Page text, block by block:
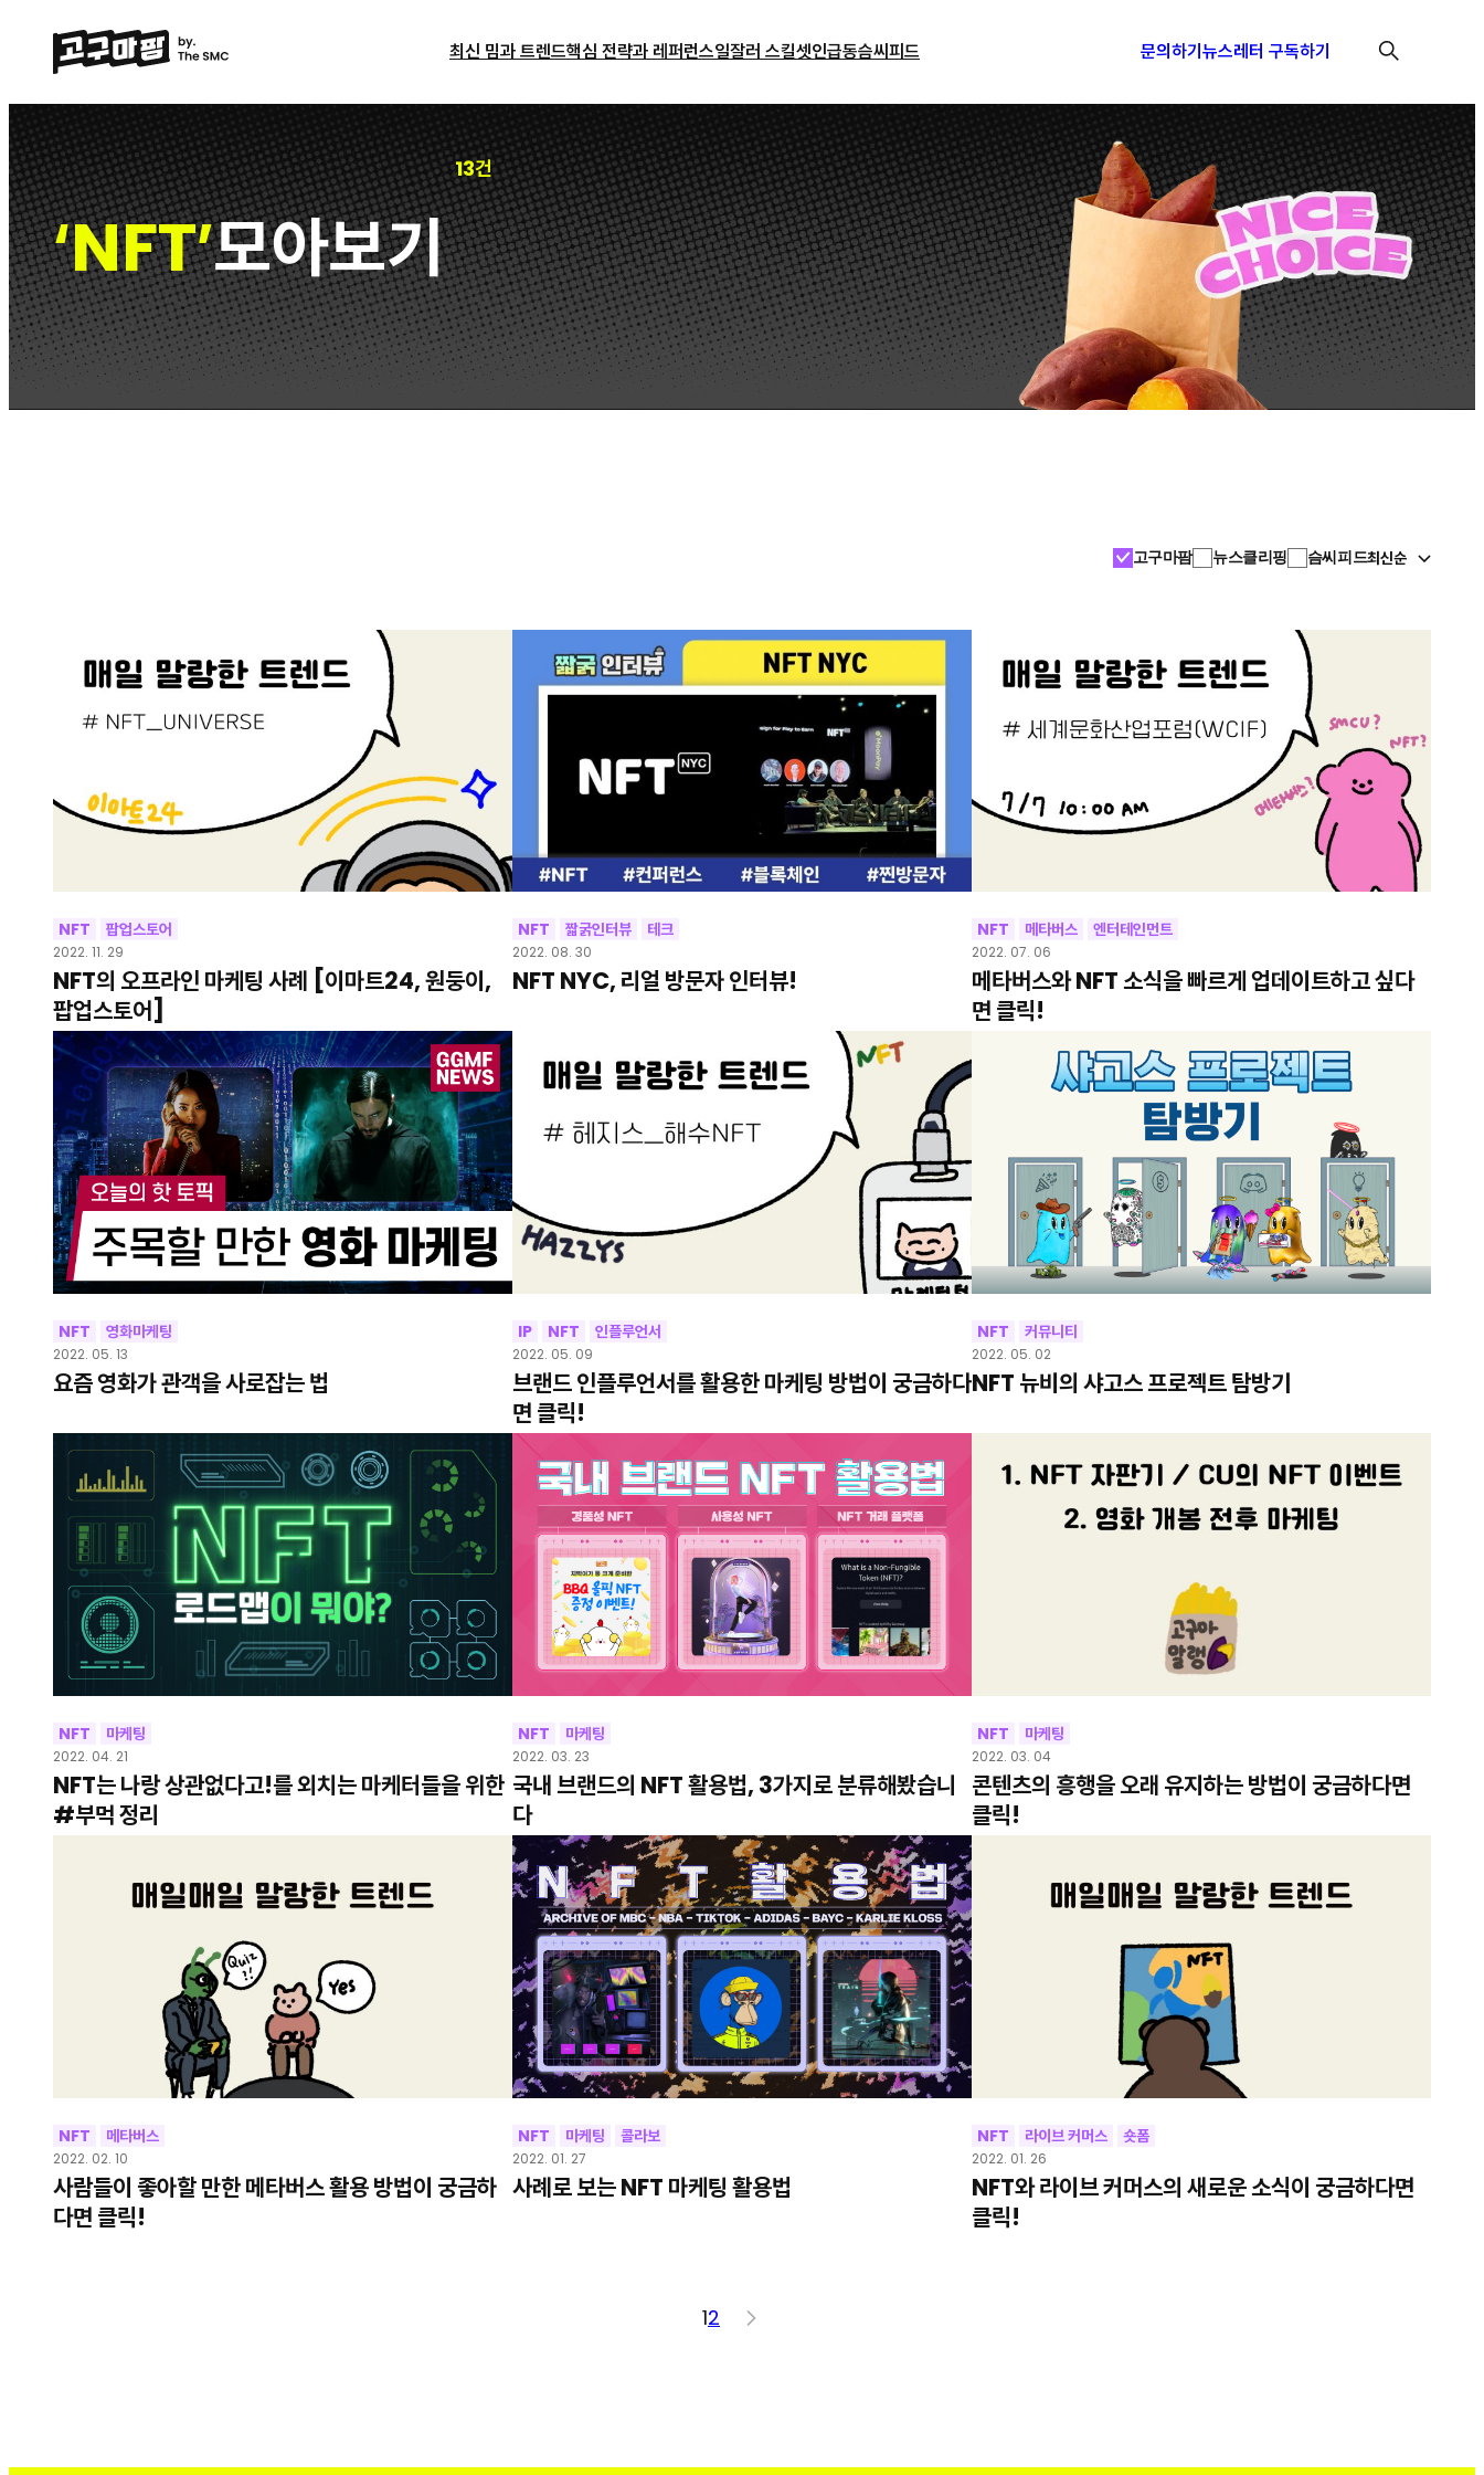
최신 밈과 트렌드핵심 전략과 레퍼런스일잘러 스킬셋인급동슴씨피드 문의하기뉴스레터 구독하기
‘NFT’모아보기
13건
고구마팜 뉴스클리핑 슴씨피드최신순
NFT 팝업스토어
2022. 11. 29
NFT의 오프라인 마케팅 사례 [이마트24, 원둥이,
팝업스토어]
NFT 짧굵인터뷰 테크
2022. 08. 30
NFT NYC, 리얼 방문자 인터뷰!
NFT 메타버스 엔터테인먼트
2022. 07. 06
메타버스와 NFT 소식을 빠르게 업데이트하고 싶다
면 클릭!
NFT 영화마케팅
2022. 05. 13
요즘 영화가 관객을 사로잡는 법
IP NFT 인플루언서
2022. 05. 09
브랜드 인플루언서를 활용한 마케팅 방법이 궁금하다
면 클릭!
NFT 커뮤니티
2022. 05. 02
NFT 뉴비의 샤고스 프로젝트 탐방기
NFT 마케팅
2022. 04. 21
NFT는 나랑 상관없다고!를 외치는 마케터들을 위한
#부먹 정리
NFT 마케팅
2022. 03. 23
국내 브랜드의 NFT 활용법, 3가지로 분류해봤습니
다
NFT 마케팅
2022. 03. 04
콘텐츠의 흥행을 오래 유지하는 방법이 궁금하다면
클릭!
NFT 메타버스
2022. 02. 10
사람들이 좋아할 만한 메타버스 활용 방법이 궁금하
다면 클릭!
NFT 마케팅 콜라보
2022. 01. 27
사례로 보는 NFT 마케팅 활용법
NFT 라이브 커머스 숏폼
2022. 01. 26
NFT와 라이브 커머스의 새로운 소식이 궁금하다면
클릭!
12 >